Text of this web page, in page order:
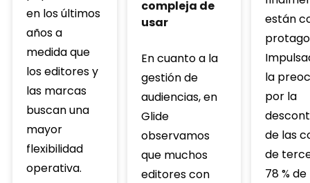
en los últimos
años a
medida que
los editores y
las marcas
buscan una
mayor
flexibilidad
operativa.
compleja de
usar
En cuanto a la
gestión de
audiencias, en
Glide
observamos
que muchos
editores con
están
la
por la
de las
de
78 % de